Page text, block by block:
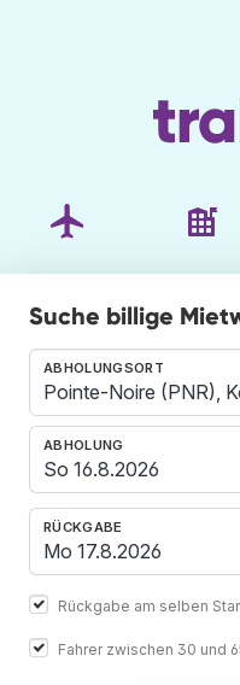
Suche billige
ABHOLUNGSORT
ABHOLUNG
RÜCKGABE
Rückgabe am selben
Fahrer zwischen 30 und